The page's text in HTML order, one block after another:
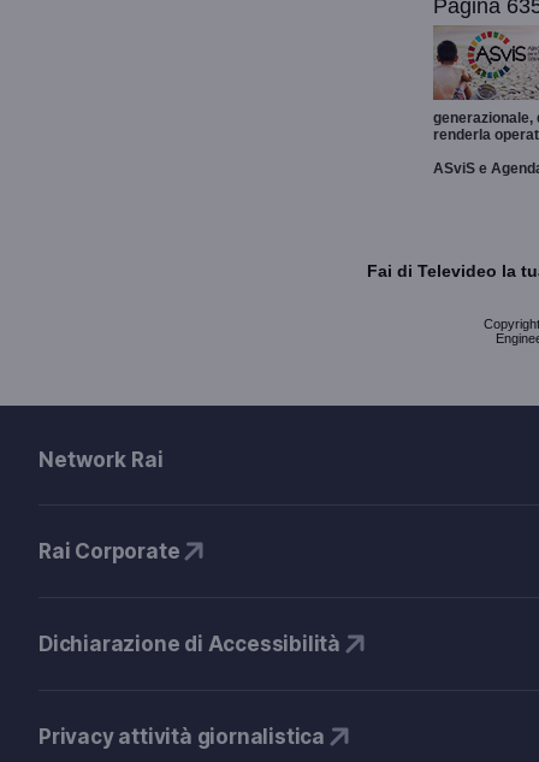
Pagina
generazionale,
renderla
ASviS e
Fai di Televideo la